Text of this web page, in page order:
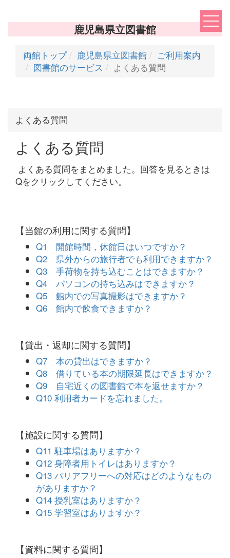
鹿児島県立図書館
両館トップ 鹿児島県立図書館
ご利用案内
図書館のサービス
よくある質問
よくある質問
よくある質問
よくある質問をまとめました。回答を見るときは
Qをクリックしてください。
【当館の利用に関する質問】
Q1 開館時間，休館日はいつですか？
Q2 県外からの旅行者でも利用できますか？
Q3 手荷物を持ち込むことはできますか？
Q4 パソコンの持ち込みはできますか？
Q5 館内での写真撮影はできますか？
Q6 館内で飲食できますか？
【貸出・返却に関する質問】
Q7 本の貸出はできますか？
Q8 借りている本の期限延長はできますか？
Q9 自宅近くの図書館で本を返せますか？
Q10 利用者カードを忘れました。
【施設に関する質問】
Q11 駐車場はありますか？
Q12 身障者用トイレはありますか？
Q13 バリアフリーへの対応はどのようなもの
がありますか？
Q14 授乳室はありますか？
Q15 学習室はありますか？
【資料に関する質問】